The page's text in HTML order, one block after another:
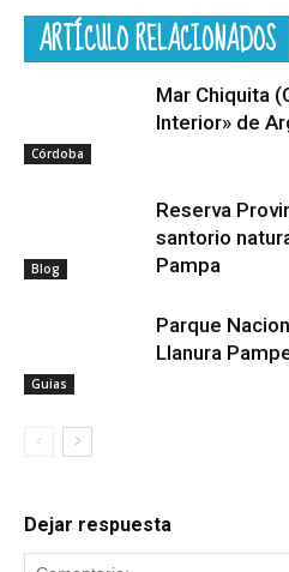
ARTÍCULO RELACIONADOS
Córdoba
Mar Chiquita
Interior» de
Blog
Reserva
santorio
Pampa
Guias
Parque
Llanura
Dejar respuesta